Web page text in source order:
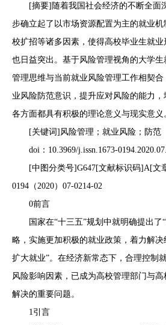
[摘要]随着我国社会经济的不断全面
步确立起了以市场资源配置为主的就业
校扩招等诸多因素，使得高校毕业生就
也日益突出。基于风险管理视角的大学
管理思维与当前就业风险管理工作相契
业风险防范意识，提升应对风险的能力
各方面都具有积极的理论意义与现实意义
[关键词]风险管理；就业风险；防范
doi：10.3969/j.issn.1673-
[中图分类号]G647[文献标识码]A[文
0194（2020）07-0214-02
0前言
国家在“十三五”规划中就明确提出
略，实施更加积极的就业政策，着力解
扩大就业”。在经济新常态下，合理控制
风险影响因素，已成为高校管理部门与
解决的重要问题。
1引言